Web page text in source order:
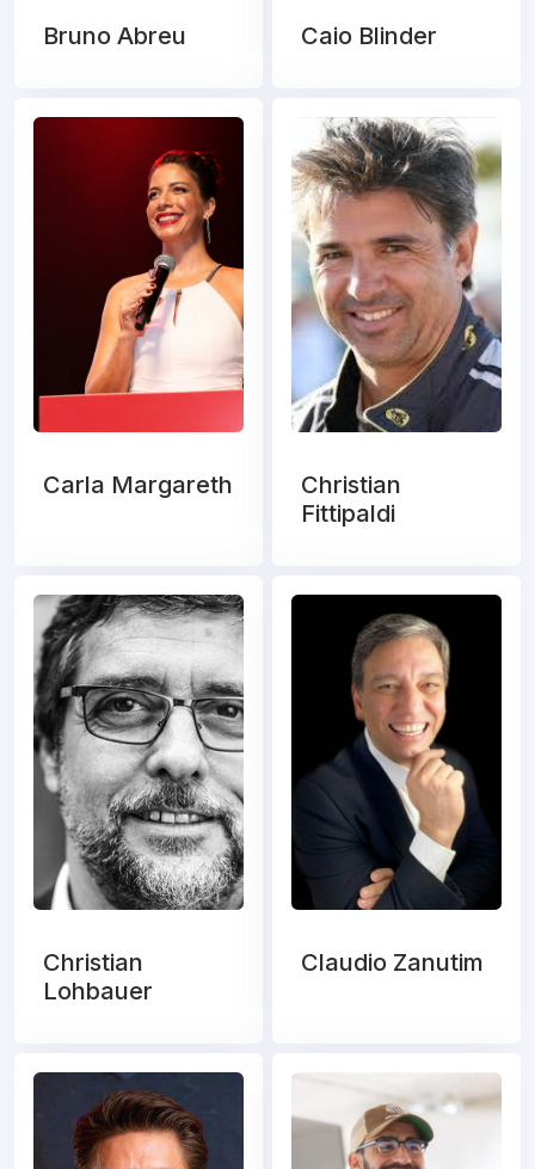
Bruno Abreu Caio Blinder
Carla Margareth
Christian
Fittipaldi
Christian
Lohbauer
Claudio Zanutim